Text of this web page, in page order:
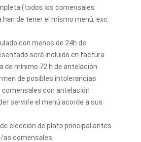
(todos los comensales
de tener el mismo menú, exc.
con menos de 24h de
será incluido en factura.
de mínimo 72 h de antelación
de posibles intolerancias
con antelación
servirle el menú acorde a sus
elección de plato principal antes
as comensales